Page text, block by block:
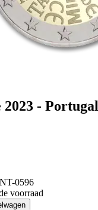
2023 - Portugal
0596
voorraad